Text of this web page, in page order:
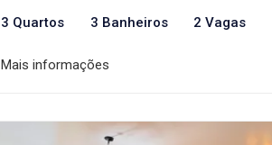
3 Quartos 3 Banheiros 2 Vagas
Mais informações